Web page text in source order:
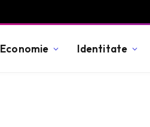
Economie Identitate